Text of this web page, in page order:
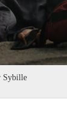
Sybille